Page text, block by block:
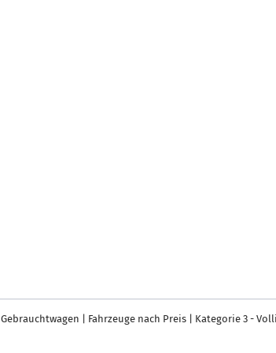
Gebrauchtwagen Fahrzeuge nach Preis Kategorie 3 -